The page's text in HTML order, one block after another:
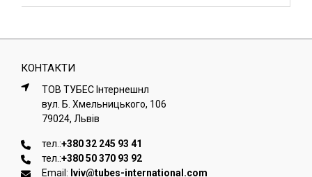
КОНТАКТИ
ТОВ ТУБЕС Iнтернешнл
вул. Б. Хмельницького, 106
79024, Львiв
тел.:+380 32 245 93 41
тел.:+380 50 370 93 92
Email: lviv@tubes-international.com